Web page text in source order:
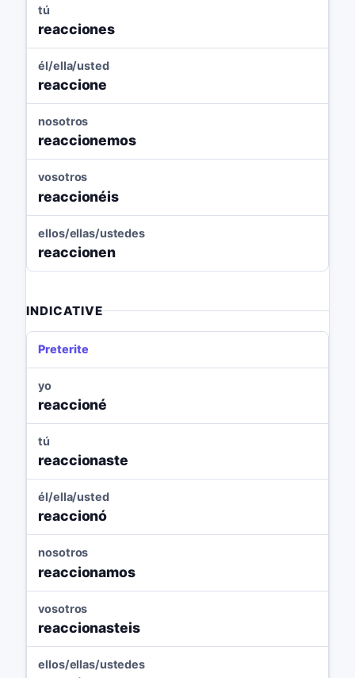
tú
reacciones
él/ella/usted
reaccione
nosotros
reaccionemos
vosotros
reaccionéis
ellos/ellas/ustedes
reaccionen
INDICATIVE
Preterite
yo
reaccioné
tú
reaccionaste
él/ella/usted
reaccionó
nosotros
reaccionamos
vosotros
reaccionasteis
ellos/ellas/ustedes